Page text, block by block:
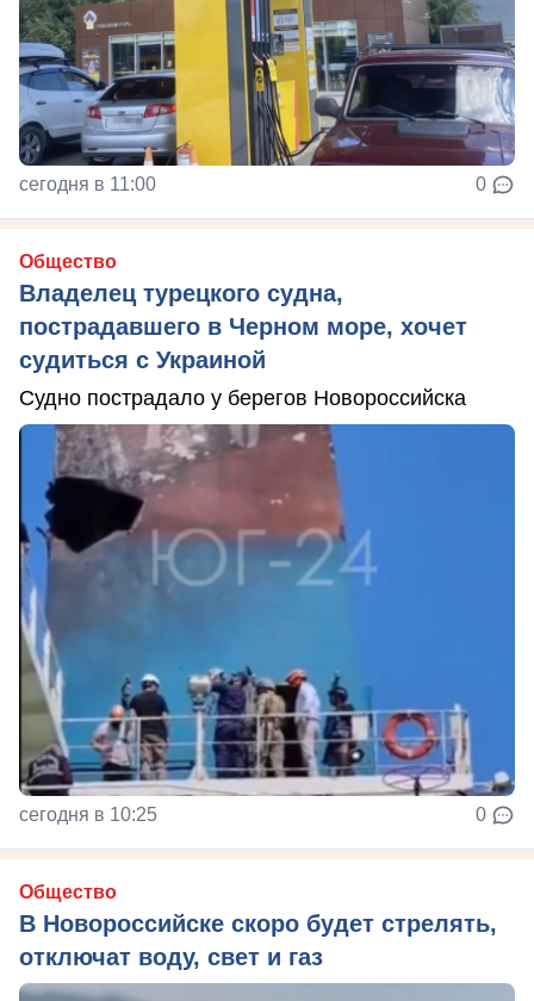
сегодня в 11:00 0
Общество
Владелец турецкого судна,
пострадавшего в Черном море, хочет
судиться с Украиной
Судно пострадало у берегов Новороссийска
сегодня в 10:25 0
Общество
В Новороссийске скоро будет стрелять,
отключат воду, свет и газ